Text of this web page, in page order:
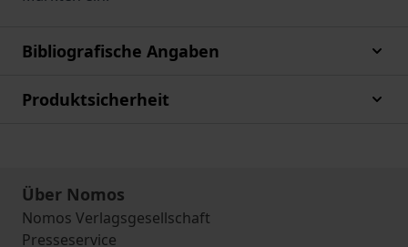
Bibliografische Angaben
Produktsicherheit
Über Nomos
Nomos Verlagsgesellschaft
Presseservice